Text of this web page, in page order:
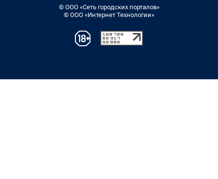
© ООО «Сеть городских порталов»
© ООО «Интернет Технологии»